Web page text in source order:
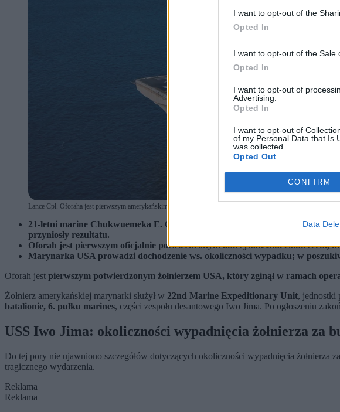
I want to opt-out of the
Opted In
I want to opt-out of the Sale
Opted In
I want to opt-out of
Advertising.
Opted In
I want to opt-out of
of my Personal Data that Is
was collected.
Opted Out
CONFIRM
Data
Lance Cpl. Oforaha jest pierwszym amerykańskim żołnierzem, który zginął w trakcie operacji na Morzu
21-letni marine Chukwuemeka E. Oforah z Florydy został uznany za
przyniosły rezultatu.
Oforah jest pierwszym oficjalnie potwierdzonym amerykańskim żołnierzem,
Marynarka USA prowadzi dochodzenie ws. okoliczności wypadku; w
Oforah jest pierwszym potwierdzonym żołnierzem USA, który zginął w ramach
Żołnierz amerykańskiej marynarki służył w 22nd Marine Expeditionary Unit, jednostki
batalionie, 6. pułku marines, części zespołu desantowego Iwo Jima. Po ogłoszeniu
USS Iwo Jima: okoliczności wypadnięcia żołnierza za
Do tej pory nie ujawniono szczegółów dotyczących okoliczności wypadnięcia żołnierza
tragicznego wydarzenia.
Reklama
Reklama